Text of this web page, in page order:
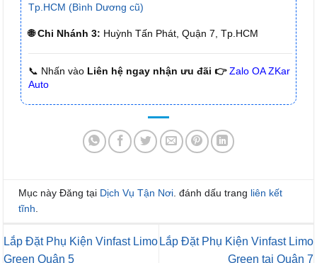
Tp.HCM (Bình Dương cũ)
🌐 Chi Nhánh 3: Huỳnh Tấn Phát, Quận 7, Tp.HCM
📞 Nhấn vào Liên hệ ngay nhận ưu đãi 👉 Zalo OA ZKar
Auto
Mục này Đăng tại Dịch Vụ Tận Nơi. đánh dấu trang liên kết
tĩnh.
Lắp Đặt Phụ Kiện Vinfast Limo
Green Quận 5
Lắp Đặt Phụ Kiện Vinfast Limo
Green tại Quận 7